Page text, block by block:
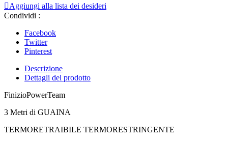
Aggiungi alla lista dei desideri
Condividi :
Facebook
Twitter
Pinterest
Descrizione
Dettagli del prodotto
FinizioPowerTeam
3 Metri di GUAINA
TERMORETRAIBILE TERMORESTRINGENTE